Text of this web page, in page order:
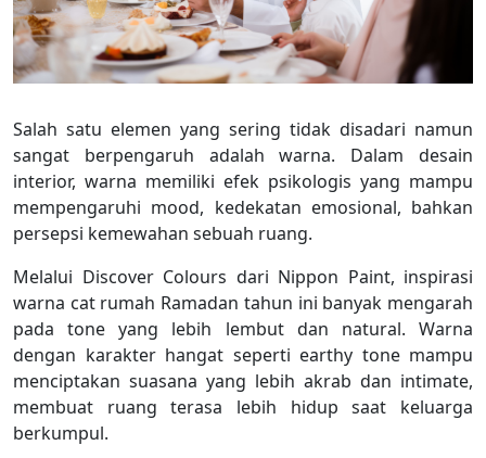
Salah satu elemen yang sering tidak disadari namun
sangat berpengaruh adalah warna. Dalam desain
interior, warna memiliki efek psikologis yang mampu
mempengaruhi mood, kedekatan emosional, bahkan
persepsi kemewahan sebuah ruang.
Melalui Discover Colours dari Nippon Paint, inspirasi
warna cat rumah Ramadan tahun ini banyak mengarah
pada tone yang lebih lembut dan natural. Warna
dengan karakter hangat seperti earthy tone mampu
menciptakan suasana yang lebih akrab dan intimate,
membuat ruang terasa lebih hidup saat keluarga
berkumpul.